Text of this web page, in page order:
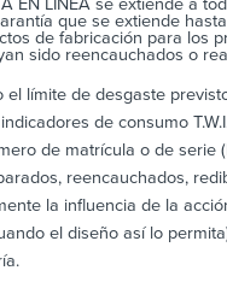
EN LINEA se extiende a
que se extiende
de fabricación para los
sido reencauchados o
el límite de desgaste
de consumo
de matrícula o de serie
reencauchados,
la influencia de la
el diseño así lo